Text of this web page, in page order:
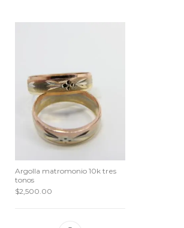
Argolla matromonio 10k tres
tonos
$2,500.00